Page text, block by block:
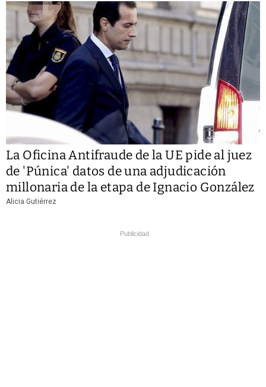
La Oficina Antifraude de la UE pide al juez
de 'Púnica' datos de una adjudicación
millonaria de la etapa de Ignacio González
Alicia Gutiérrez
Publicidad